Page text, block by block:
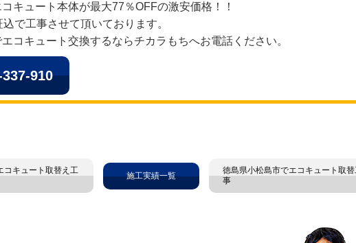
キュート本体が最大77％OFFの激安価格！！
で工事させて頂いております。
コキュート交換するならチカラもちへお電話ください。
910
コキュート取替え工
徳島県小松島市でエコキュート取
事
施工実績一覧